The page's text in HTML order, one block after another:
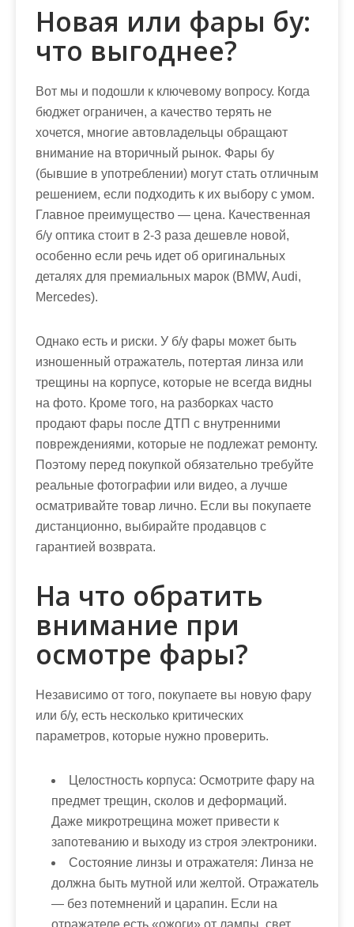
Новая или фары бу:
что выгоднее?
Вот мы и подошли к ключевому вопросу. Когда
бюджет ограничен, а качество терять не
хочется, многие автовладельцы обращают
внимание на вторичный рынок. Фары бу
(бывшие в употреблении) могут стать отличным
решением, если подходить к их выбору с умом.
Главное преимущество — цена. Качественная
б/у оптика стоит в 2-3 раза дешевле новой,
особенно если речь идет об оригинальных
деталях для премиальных марок (BMW, Audi,
Mercedes).
Однако есть и риски. У б/у фары может быть
изношенный отражатель, потертая линза или
трещины на корпусе, которые не всегда видны
на фото. Кроме того, на разборках часто
продают фары после ДТП с внутренними
повреждениями, которые не подлежат ремонту.
Поэтому перед покупкой обязательно требуйте
реальные фотографии или видео, а лучше
осматривайте товар лично. Если вы покупаете
дистанционно, выбирайте продавцов с
гарантией возврата.
На что обратить
внимание при
осмотре фары?
Независимо от того, покупаете вы новую фару
или б/у, есть несколько критических
параметров, которые нужно проверить.
Целостность корпуса: Осмотрите фару на
предмет трещин, сколов и деформаций.
Даже микротрещина может привести к
запотеванию и выходу из строя электроники.
Состояние линзы и отражателя: Линза не
должна быть мутной или желтой. Отражатель
— без потемнений и царапин. Если на
отражателе есть «ожоги» от лампы, свет